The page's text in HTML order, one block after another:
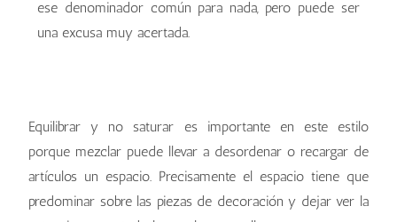
ese denominador común para nada, pero puede ser
una excusa muy acertada.
Equilibrar y no saturar es importante en este estilo
porque mezclar puede llevar a desordenar o recargar de
artículos un espacio. Precisamente el espacio tiene que
predominar sobre las piezas de decoración y dejar ver la